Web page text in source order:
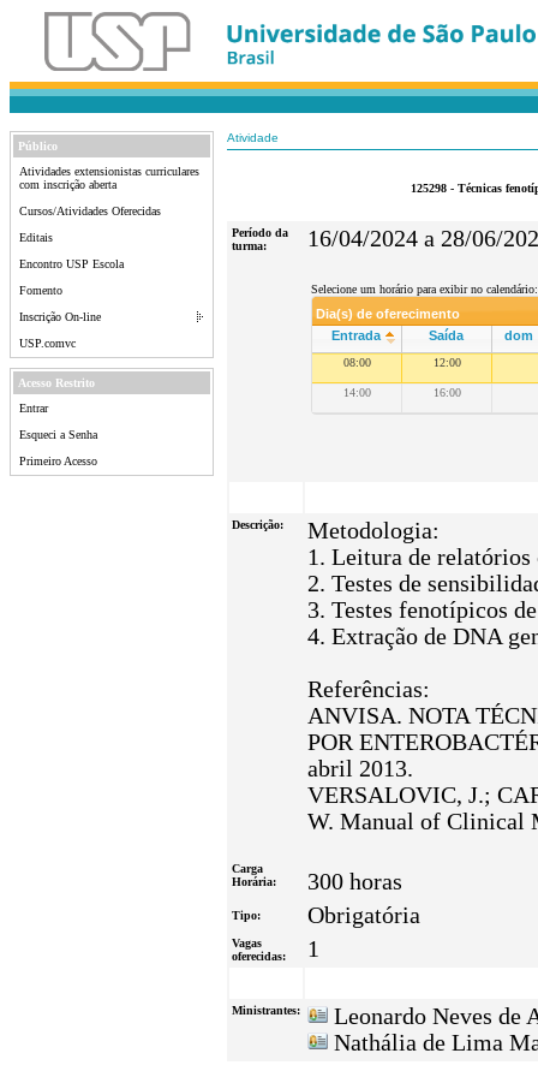
Público
Atividades extensionistas curriculares
com inscrição aberta
Cursos/Atividades Oferecidas
Editais
Encontro USP Escola
Fomento
Inscrição On-line
USP.comvc
Acesso Restrito
Entrar
Esqueci a Senha
Primeiro Acesso
Atividade
125298 - Técnicas
Período da
turma:
16/04/2024 a 28/06/
Selecione um horário para exibir no calendário:
Dia(s) de oferecimento
Entrada
Saída dom
08:00 12:00
14:00 16:00
Descrição:
Metodologia:
1. Leitura de relatórios
2. Testes de
3. Testes fenotípicos
4. Extração de DNA
Referências:
ANVISA. NOTA
POR
abril 2013.
VERSALOVIC, J.;
W. Manual of Clinical
Carga
Horária:
300 horas
Tipo: Obrigatória
Vagas
oferecidas:
1
Ministrantes:
Leonardo Neves
Nathália de Lima